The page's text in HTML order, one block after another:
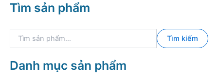
h
iTìm sản phẩm
k
i
Tìm kiếm
Danh mục sản phẩm